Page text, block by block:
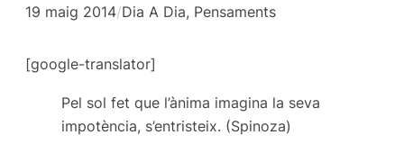
19 maig 2014/Dia A Dia, Pensaments
[google-translator]
Pel sol fet que l’ànima imagina la seva
impotència, s’entristeix. (Spinoza)